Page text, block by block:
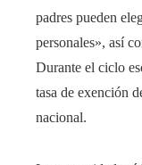
padres pueden
personales», así
Durante el ciclo
tasa de exención
nacional.